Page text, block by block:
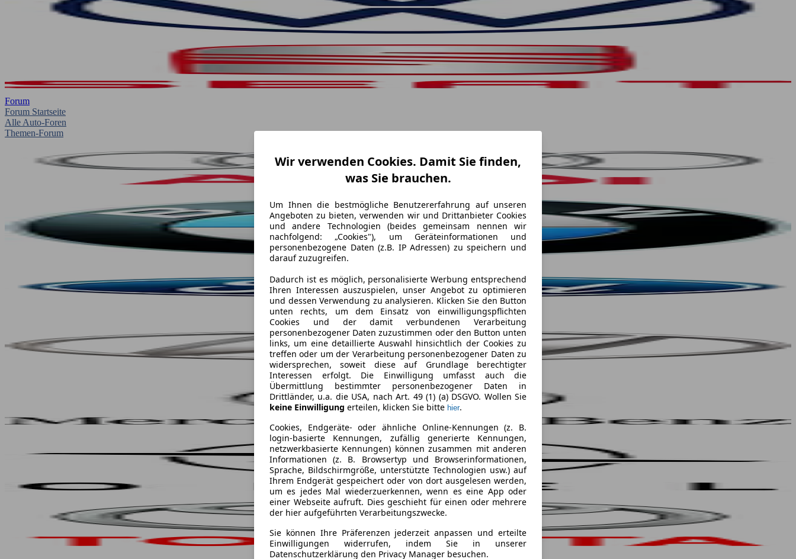
Wir verwenden Cookies. Damit Sie finden,
was Sie brauchen.
Um Ihnen die bestmögliche Benutzererfahrung auf unseren
Angeboten zu bieten, verwenden wir und Drittanbieter Cookies
und andere Technologien (beides gemeinsam nennen wir
nachfolgend: „Cookies"), um Geräteinformationen und
personenbezogene Daten (z.B. IP Adressen) zu speichern und
darauf zuzugreifen.
Dadurch ist es möglich, personalisierte Werbung entsprechend
Ihren Interessen auszuspielen, unser Angebot zu optimieren
und dessen Verwendung zu analysieren. Klicken Sie den Button
unten rechts, um dem Einsatz von einwilligungspflichten
Cookies und der damit verbundenen Verarbeitung
personenbezogener Daten zuzustimmen oder den Button unten
links, um eine detaillierte Auswahl hinsichtlich der Cookies zu
treffen oder um der Verarbeitung personenbezogener Daten zu
widersprechen, soweit diese auf Grundlage berechtigter
Interessen erfolgt. Die Einwilligung umfasst auch die
Übermittlung bestimmter personenbezogener Daten in
Drittländer, u.a. die USA, nach Art. 49 (1) (a) DSGVO. Wollen Sie
keine Einwilligung erteilen, klicken Sie bitte hier.
Cookies, Endgeräte- oder ähnliche Online-Kennungen (z. B.
login-basierte Kennungen, zufällig generierte Kennungen,
netzwerkbasierte Kennungen) können zusammen mit anderen
Informationen (z. B. Browsertyp und Browserinformationen,
Sprache, Bildschirmgröße, unterstützte Technologien usw.) auf
Ihrem Endgerät gespeichert oder von dort ausgelesen werden,
um es jedes Mal wiederzuerkennen, wenn es eine App oder
einer Webseite aufruft. Dies geschieht für einen oder mehrere
der hier aufgeführten Verarbeitungszwecke.
Sie können Ihre Präferenzen jederzeit anpassen und erteilte
Einwilligungen widerrufen, indem Sie in unserer
Datenschutzerklärung den Privacy Manager besuchen.
Forum
Forum Startseite
Alle Auto-Foren
Themen-Forum